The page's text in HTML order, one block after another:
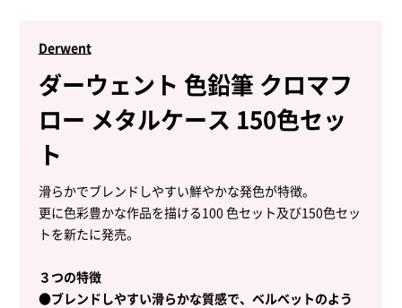
Derwent
ダーウェント 色鉛筆 クロマフ
ロー メタルケース 150色セッ
ト
滑らかでブレンドしやすい鮮やかな発色が特徴。
更に色彩豊かな作品を描ける100 色セット及び150色セッ
トを新たに発売。
３つの特徴
●ブレンドしやすい滑らかな質感で、ベルベットのよう